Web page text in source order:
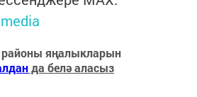
районы яңалыкларын
да белә аласыз